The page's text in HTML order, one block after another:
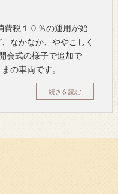
費税１０％の運用が始
なかなか、ややこしく
会式の様子で追加で
の車両です。 …
続きを読む